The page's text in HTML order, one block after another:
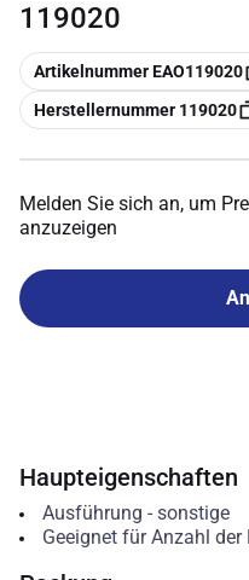
119020
Kopieren
Artikelnummer EAO119020
Kopieren
Herstellernummer 119020
Melden Sie sich an, um
anzuzeigen
Haupteigenschaften
Ausführung - sonstige
Geeignet für Anzahl der